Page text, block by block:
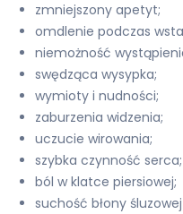
zmniejszony apetyt;
omdlenie podczas
niemożność
swędząca wysypka;
wymioty i nudności;
zaburzenia widzenia;
uczucie wirowania;
szybka czynność serca;
ból w klatce piersiowej;
suchość błony